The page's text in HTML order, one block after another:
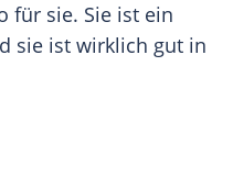
für sie. Sie ist ein
sie ist wirklich gut in